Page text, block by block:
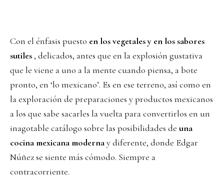
Con el énfasis puesto en los vegetales y en los sabores
sutiles , delicados, antes que en la explosión gustativa
que le viene a uno a la mente cuando piensa, a bote
pronto, en ‘lo mexicano’. Es en ese terreno, así como en
la exploración de preparaciones y productos mexicanos
a los que sabe sacarles la vuelta para convertirlos en un
inagotable catálogo sobre las posibilidades de una
cocina mexicana modernay diferente, donde Edgar
Núñez se siente más cómodo. Siempre a
contracorriente.